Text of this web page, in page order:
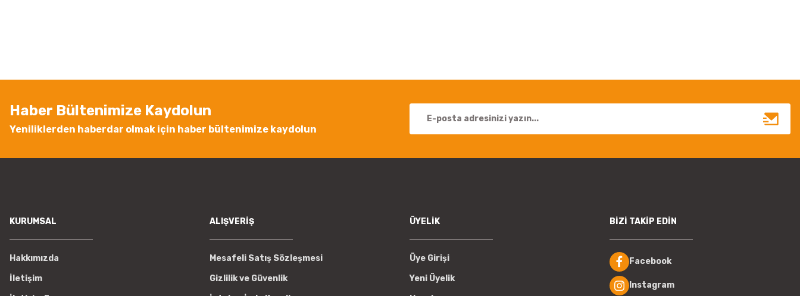
Ürün bilgilerinde hatalar bulunuyor.
Bu ürüne benzer farklı alternatifler olmalı.
Haber Bültenimize Kaydolun
Yeniliklerden haberdar olmak için haber bültenimize kaydolun
KURUMSAL
Hakkımızda
İletişim
ALIŞVERİŞ
Mesafeli Satış Sözleşmesi
Gizlilik ve Güvenlik
ÜYELİK
Üye Girişi
Yeni Üyelik
BİZİ TAKİP EDİN
Facebook
Instagram